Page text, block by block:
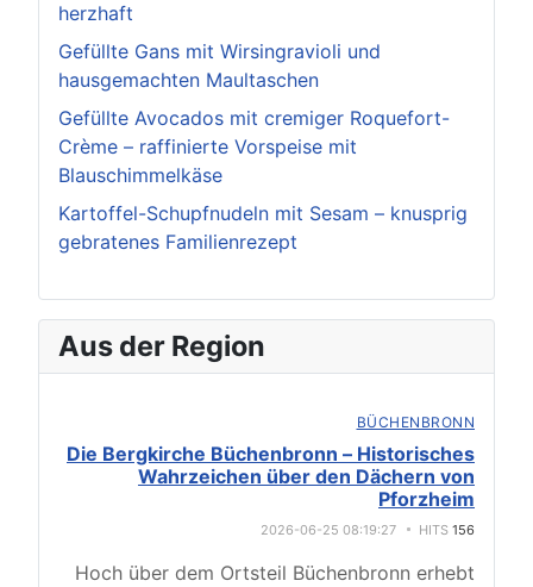
herzhaft
Gefüllte Gans mit Wirsingravioli und
hausgemachten Maultaschen
Gefüllte Avocados mit cremiger Roquefort-
Crème – raffinierte Vorspeise mit
Blauschimmelkäse
Kartoffel-Schupfnudeln mit Sesam – knusprig
gebratenes Familienrezept
Aus der Region
BÜCHENBRONN
Die Bergkirche Büchenbronn – Historisches
Wahrzeichen über den Dächern von
Pforzheim
2026-06-25 08:19:27 HITS 156
Hoch über dem Ortsteil Büchenbronn erhebt